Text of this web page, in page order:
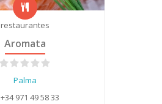
restaurantes
Aromata
Palma
+34 971 49 58 33